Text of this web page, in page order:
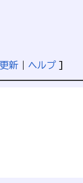
新 ヘルプ ]